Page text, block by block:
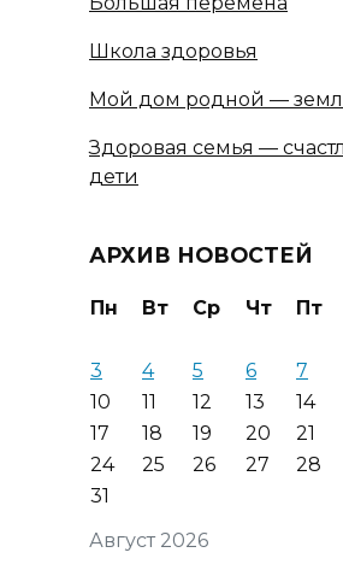
Школа здоровья
Мой дом родной —
Здоровая семья —
дети
АРХИВ НОВОСТЕЙ
Август 2026
Пн Вт Ср Чт Пт
3
4 5 6 7
10
11 12 13 14
17
18 19 20 21
24
25 26 27 28
31